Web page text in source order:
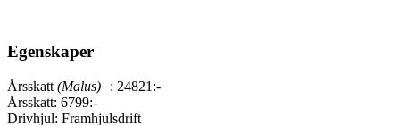
Egenskaper
Årsskatt (Malus) : 24821:-
Årsskatt: 6799:-
Drivhjul: Framhjulsdrift